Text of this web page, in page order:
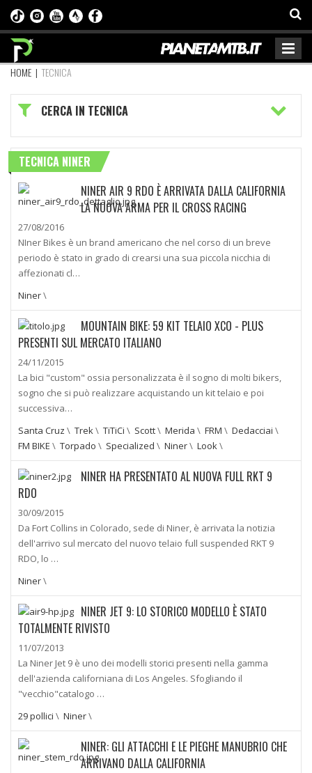
HOME | TECNICA
CERCA IN TECNICA
TECNICA NINER
NINER AIR 9 RDO È ARRIVATA DALLA CALIFORNIA
LA NUOVA ARMA PER IL CROSS RACING
27/08/2016
NIner Bikes è un brand americano che nel corso di un breve
periodo è stato in grado di crearsi una sua piccola nicchia di
affezionati cl…
Niner\
MOUNTAIN BIKE: 59 KIT TELAIO XCO - PLUS
PRESENTI SUL MERCATO ITALIANO
24/11/2015
La bici "custom" ossia personalizzata è il sogno di molti bikers,
sogno che si può realizzare acquistando un kit telaio e poi
successiva…
Santa Cruz \ Trek \ TiTiCi \ Scott\ Merida \ FRM \ Dedacciai \
FM BIKE \ Torpado \ Specialized \ Niner\ Look \
NINER HA PRESENTATO AL NUOVA FULL RKT 9
RDO
30/09/2015
Da Fort Collins in Colorado, sede di Niner, è arrivata la notizia
dell'arrivo sul mercato del nuovo telaio full suspended RKT 9
RDO, lo …
Niner\
NINER JET 9: LO STORICO MODELLO È STATO
TOTALMENTE RIVISTO
11/07/2013
La Niner Jet 9 è uno dei modelli storici presenti nella gamma
dell'azienda californiana di Los Angeles. Sfogliando il
"vecchio"catalogo …
29 pollici \ Niner\
NINER: GLI ATTACCHI E LE PIEGHE MANUBRIO CHE
ARRIVANO DALLA CALIFORNIA